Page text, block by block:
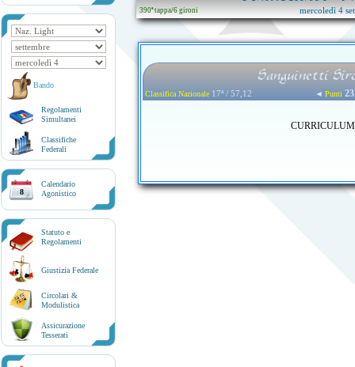
Bando
Regolamenti
Simultanei
Classifiche
Federali
8
Calendario
Agonistico
Statuto e
Regolamenti
Giustizia Federale
Circolari &
Modulistica
Assicurazione
Tesserati
390ª tappa/6 gironi mercoledì 4
Sanguinetti
Classifica Nazionale 17ª / 57,12 ◄ Punti 23
CURRICULUM